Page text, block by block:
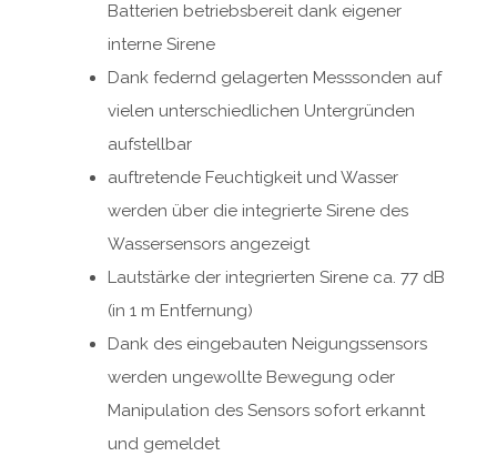
Batterien betriebsbereit dank eigener
interne Sirene
Dank federnd gelagerten Messsonden auf
vielen unterschiedlichen Untergründen
aufstellbar
auftretende Feuchtigkeit und Wasser
werden über die integrierte Sirene des
Wassersensors angezeigt
Lautstärke der integrierten Sirene ca. 77 dB
(in 1 m Entfernung)
Dank des eingebauten Neigungssensors
werden ungewollte Bewegung oder
Manipulation des Sensors sofort erkannt
und gemeldet